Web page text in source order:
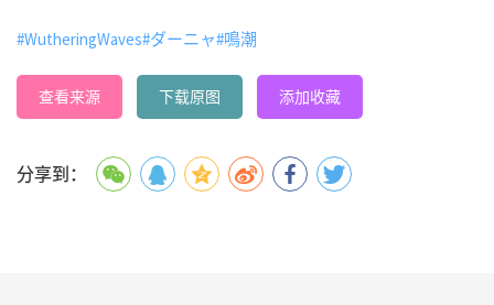
#WutheringWaves#ダーニャ#鳴潮
查看来源 下载原图 添加收藏
分享到：